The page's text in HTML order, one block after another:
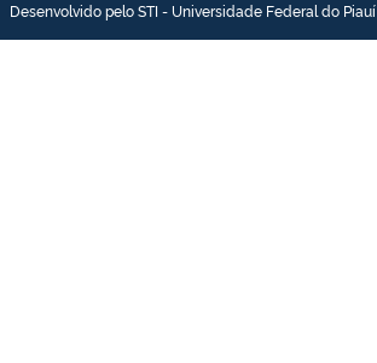
Desenvolvido pelo STI - Universidade Federal do Piauí